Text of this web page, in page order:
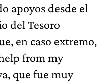
apoyos desde el
del Tesoro
en caso extremo,
from my
que fue muy